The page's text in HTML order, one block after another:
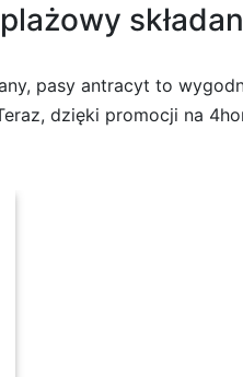
pasy antracyt to
dzięki promocji na